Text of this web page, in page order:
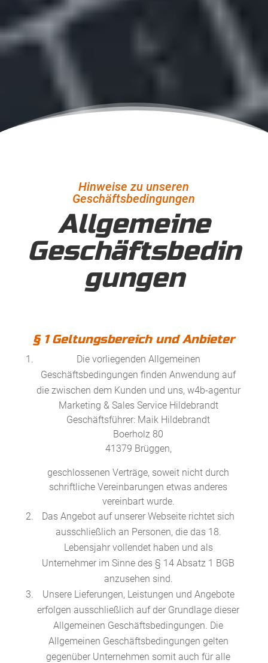
Hinweise zu unseren
Geschäftsbedingungen
Allgemeine
Geschäftsbedin
gungen
§ 1 Geltungsbereich und Anbieter
Die vorliegenden Allgemeinen
Geschäftsbedingungen finden Anwendung auf
die zwischen dem Kunden und uns, w4b-agentur
Marketing & Sales Service Hildebrandt
Geschäftsführer: Maik Hildebrandt
Boerholz 80
41379 Brüggen,
geschlossenen Verträge, soweit nicht durch
schriftliche Vereinbarungen etwas anderes
vereinbart wurde.
Das Angebot auf unserer Webseite richtet sich
ausschließlich an Personen, die das 18.
Lebensjahr vollendet haben und als
Unternehmer im Sinne des § 14 Absatz 1 BGB
anzusehen sind.
Unsere Lieferungen, Leistungen und Angebote
erfolgen ausschließlich auf der Grundlage dieser
Allgemeinen Geschäftsbedingungen. Die
Allgemeinen Geschäftsbedingungen gelten
gegenüber Unternehmen somit auch für alle